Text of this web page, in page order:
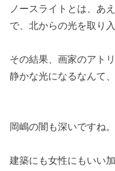
ノースライトとは、あ
で、北からの光を取り入
その結果、画家のアト
静かな光になるなんて
岡嶋の闇も深いですね。
建築にも女性にもいい